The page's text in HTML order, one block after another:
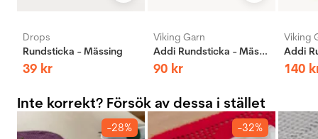
Drops
Rundsticka - Mässing
39 kr
Viking Garn
Addi Rundsticka - Mässing
90 kr
Viking
140
Inte korrekt? Försök av dessa i stället
-28% -32%